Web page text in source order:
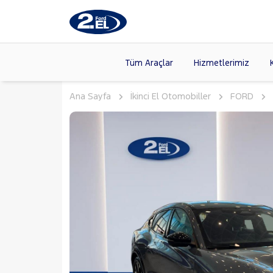
Tüm Araçlar Hizmetlerimiz
Markalar > FORD
Ana Sayfa İkinci El Otomobiller FORD